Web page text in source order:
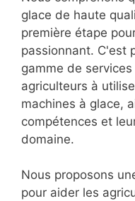
glace de haute
première étape
passionnant. C'est
gamme de
agriculteurs à
machines à glace,
compétences et
domaine.
Nous proposons
pour aider les